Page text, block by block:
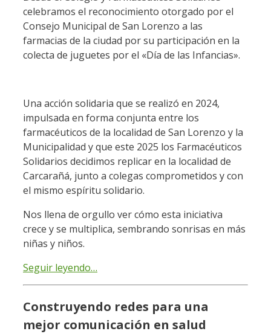
celebramos el reconocimiento otorgado por el
Consejo Municipal de San Lorenzo a las
farmacias de la ciudad por su participación en la
colecta de juguetes por el «Día de las Infancias».
Una acción solidaria que se realizó en 2024,
impulsada en forma conjunta entre los
farmacéuticos de la localidad de San Lorenzo y la
Municipalidad y que este 2025 los Farmacéuticos
Solidarios decidimos replicar en la localidad de
Carcarañá, junto a colegas comprometidos y con
el mismo espíritu solidario.
Nos llena de orgullo ver cómo esta iniciativa
crece y se multiplica, sembrando sonrisas en más
niñas y niños.
Seguir leyendo…
Construyendo redes para una
mejor comunicación en salud